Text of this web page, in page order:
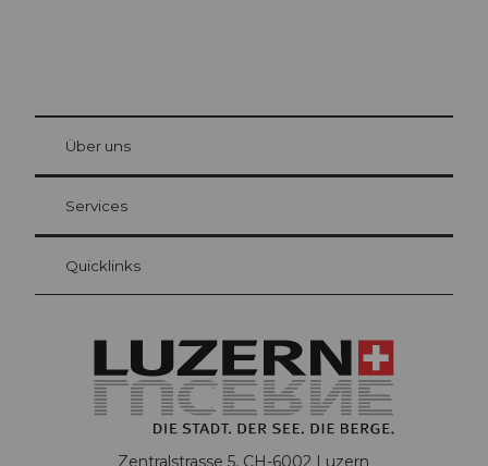
Gästekarte Luzern
Ihre Vorteile als Übernachtungsgast
at Bre
Über uns
Services
Quicklinks
Zentralstrasse 5, CH-6002 Luzern